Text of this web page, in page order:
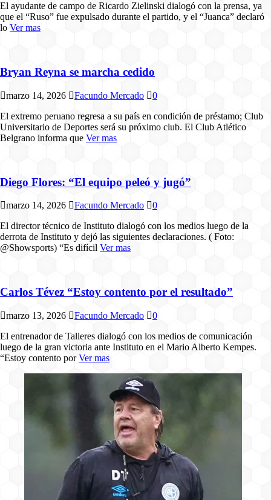
El ayudante de campo de Ricardo Zielinski dialogó con la prensa, ya
que el “Ruso” fue expulsado durante el partido, y el “Juanca” declaró
lo Ver mas
Bryan Reyna se marcha cedido
marzo 14, 2026 Facundo Mercado
0
El extremo peruano regresa a su país en condición de préstamo; Club
Universitario de Deportes será su próximo club. El Club Atlético
Belgrano informa que Ver mas
Diego Flores: “El equipo peleó y jugó”
marzo 14, 2026 Facundo Mercado
0
El director técnico de Instituto dialogó con los medios luego de la
derrota de Instituto y dejó las siguientes declaraciones. ( Foto:
@Showsports) “Es difícil Ver mas
Carlos Tévez “Estoy contento por el resultado”
marzo 13, 2026 Facundo Mercado
0
El entrenador de Talleres dialogó con los medios de comunicación
luego de la gran victoria ante Instituto en el Mario Alberto Kempes.
“Estoy contento porVer mas